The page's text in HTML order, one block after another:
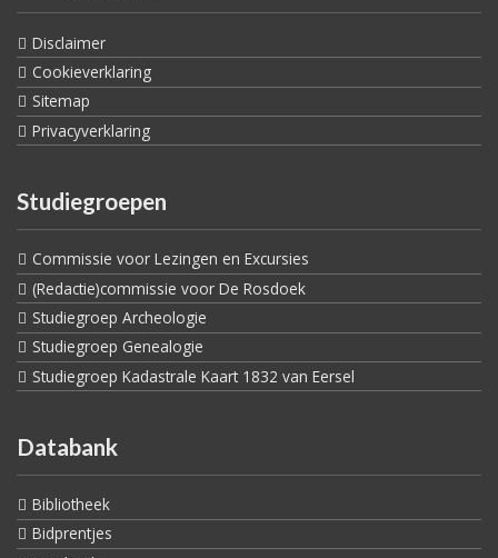
Disclaimer
Cookieverklaring
Sitemap
Privacyverklaring
Studiegroepen
Commissie voor Lezingen en Excursies
(Redactie)commissie voor De Rosdoek
Studiegroep Archeologie
Studiegroep Genealogie
Studiegroep Kadastrale Kaart 1832 van Eersel
Databank
Bibliotheek
Bidprentjes